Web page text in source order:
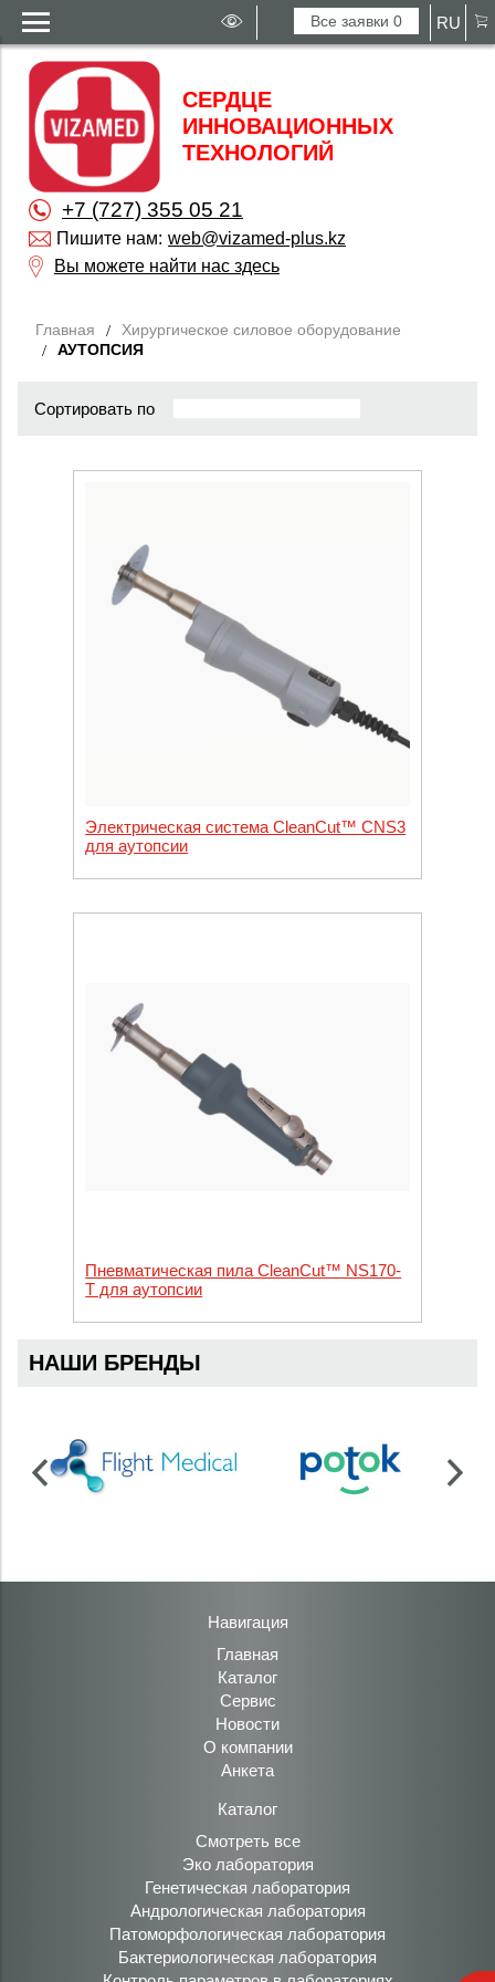
Все заявки0 RU
СЕРДЦЕ
ИННОВАЦИОННЫХ
ТЕХНОЛОГИЙ
+7 (727) 355 05 21
Пишите нам: web@vizamed-plus.kz
Вы можете найти нас здесь
Главная Хирургическое силовое оборудование
АУТОПСИЯ
Сортировать по
Электрическая система CleanCut™ CNS3
для аутопсии
Пневматическая пила CleanCut™ NS170-
Т для аутопсии
НАШИ БРЕНДЫ
Навигация
Главная
Каталог
Сервис
Новости
О компании
Анкета
Каталог
Смотреть все
Эко лаборатория
Генетическая лаборатория
Андрологическая лаборатория
Патоморфологическая лаборатория
Бактериологическая лаборатория